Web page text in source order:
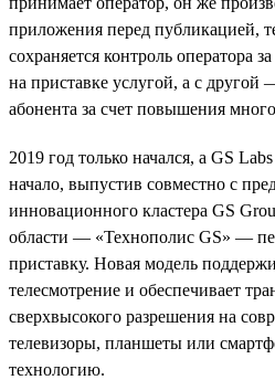
приложения перед публикацией,
сохраняется контроль оператора
на приставке услугой, а с другой
абонента за счет повышения
2019 год только начался, а GS
начало, выпустив совместно с
инновационного кластера GS
области — «Технополис GS» —
приставку. Новая модель
телесмотрение и обеспечивает
сверхвысокого разрешения на
телевизоры, планшеты или
технологию.